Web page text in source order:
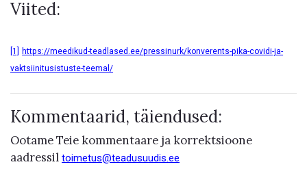
Viited:
[1]
https://meedikud-teadlased.ee/pressinurk/konverents-pika-covidi-ja-
vaktsiinitusistuste-teemal/
Kommentaarid, täiendused:
Ootame Teie kommentaare ja korrektsioone
aadressil toimetus@teadusuudis.ee